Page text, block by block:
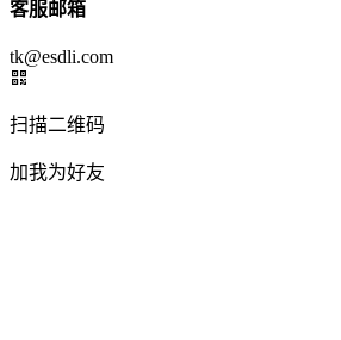
客服邮箱
tk@esdli.com
扫描二维码
加我为好友